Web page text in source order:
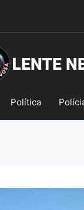
Política